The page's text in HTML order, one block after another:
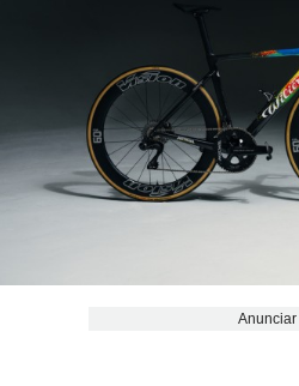
Anunciar